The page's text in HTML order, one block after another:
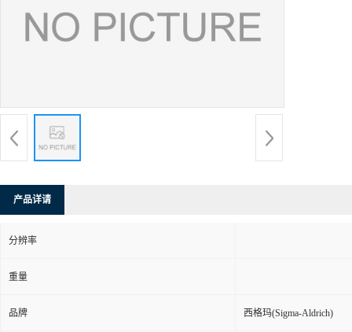
产品详请
分辨率
重量
品牌 西格玛(Sigma-Aldrich)